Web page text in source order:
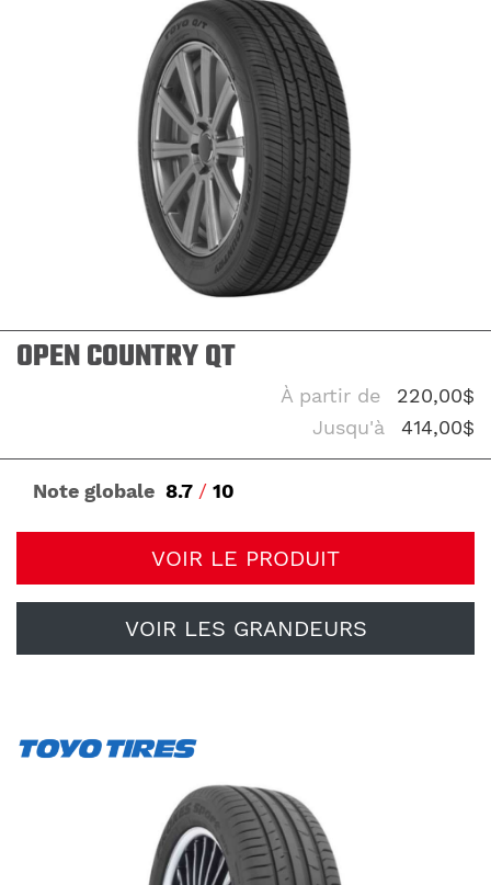
OPEN COUNTRY QT
À partir de
220,00$
Jusqu'à
414,00$
Note globale 8.7 / 10
VOIR LE PRODUIT
VOIR LES GRANDEURS